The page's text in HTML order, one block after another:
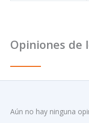
Opiniones de
Aún no hay ninguna